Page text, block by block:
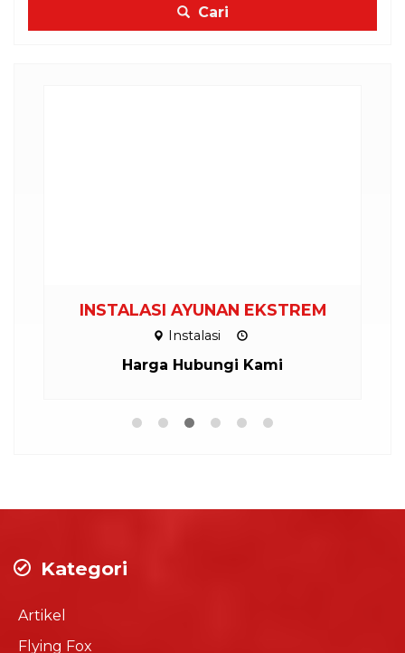
Cari
INSTALASI AYUNAN EKSTREM
Instalasi
Harga Hubungi Kami
Kategori
Artikel
Flying Fox